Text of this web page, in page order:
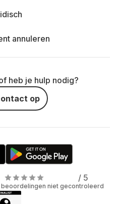
annuleren
heb je hulp nodig?
op
/ 5
niet gecontroleerd